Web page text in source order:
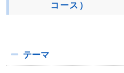
コース）
テーマ